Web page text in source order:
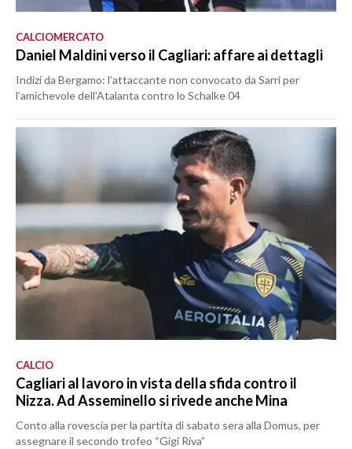
CALCIOMERCATO
Daniel Maldini verso il Cagliari: affare ai dettagli
Indizi da Bergamo: l’attaccante non convocato da Sarri per
l’amichevole dell’Atalanta contro lo Schalke 04
CALCIO
Cagliari al lavoro in vista della sfida contro il
Nizza. Ad Asseminello si rivede anche Mina
Conto alla rovescia per la partita di sabato sera alla Domus, per
assegnare il secondo trofeo “Gigi Riva”